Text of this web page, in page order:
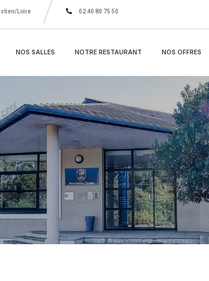
Loire 02 40 80 75 50
NOS SALLES NOTRE RESTAURANT NOS OFFRES